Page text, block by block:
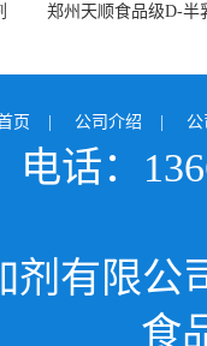
郑州天顺食品级D-半
页 | 公司介绍 |
电话：
剂有限公
食